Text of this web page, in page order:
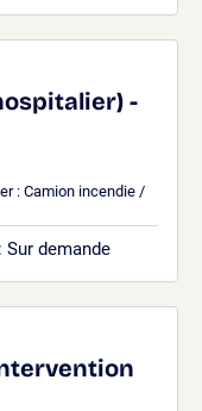
-
: Camion incendie /
: Sur demande